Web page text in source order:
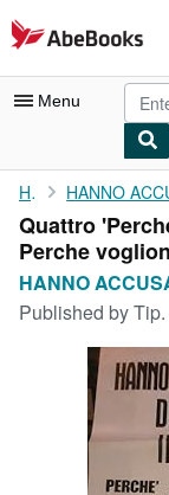
Skip to main content
AbeBooks.com
Menu
My Account
My Purchases
Advanced Search
Browse Collections
Rare Books
Art & Collectibles
Textbooks
Home
Quattro
Perche
HANNO
Published byTip.